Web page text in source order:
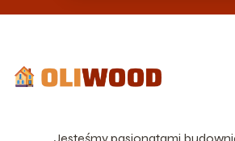
Jesteśmy pasjonatami